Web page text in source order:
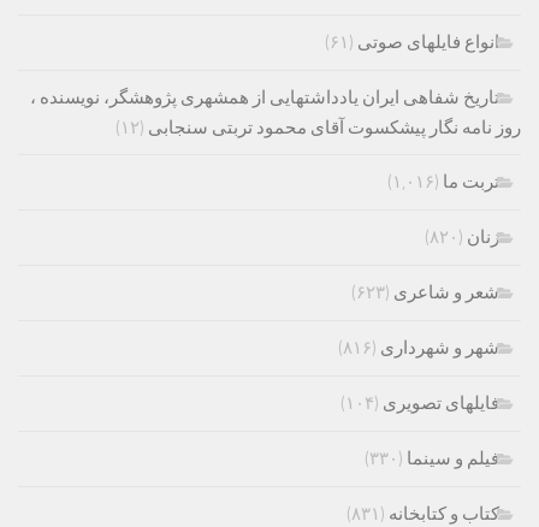
انواع فایلهای صوتی (۶۱)
تاریخ شفاهی ایران یادداشتهایی از همشهری پژوهشگر، نویسنده ،
روز نامه نگار پیشکسوت آقای محمود تربتی سنجابی (۱۲)
تربت ما (۱,۰۱۶)
زنان (۸۲۰)
شعر و شاعری (۶۲۳)
شهر و شهرداری (۸۱۶)
فایلهای تصویری (۱۰۴)
فیلم و سینما (۳۳۰)
کتاب و کتابخانه (۸۳۱)